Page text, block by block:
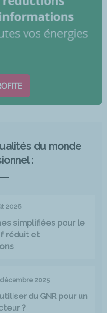
du monde
:
2026
simplifiées pour le
réduit et
2025
du GNR pour un
?